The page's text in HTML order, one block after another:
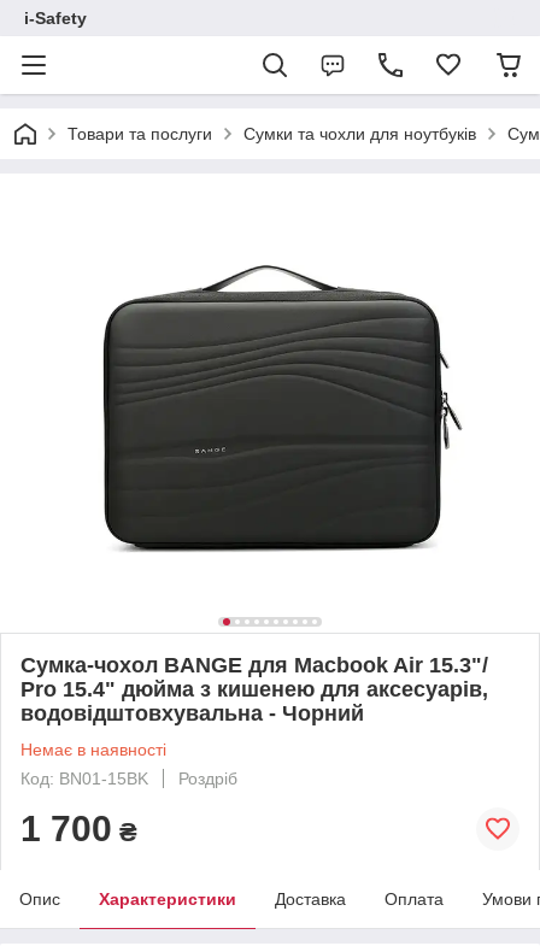
i-Safety
Товари та послуги Сумки та чохли для ноутбуків
Сумка-чохол BANGE для Macbook Air 15.3"/
Pro 15.4" дюйма з кишенею для аксесуарів,
водовідштовхувальна - Чорний
Немає в наявності
Код: BN01-15BK
Роздріб
1 700 ₴
Опис Характеристики Доставка Оплата Умови